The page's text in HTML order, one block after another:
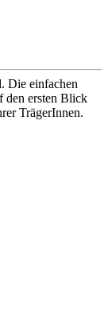
Die einfachen
den ersten Blick
TrägerInnen.